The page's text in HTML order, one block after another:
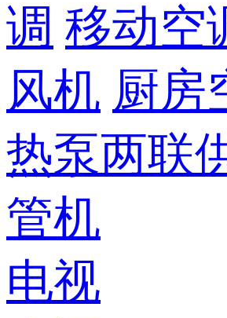
调 移动空
风机 厨房
热泵两联
管机
电视